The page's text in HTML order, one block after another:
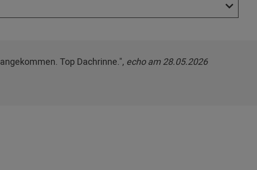
Top Dachrinne.", echo am 28.05.2026